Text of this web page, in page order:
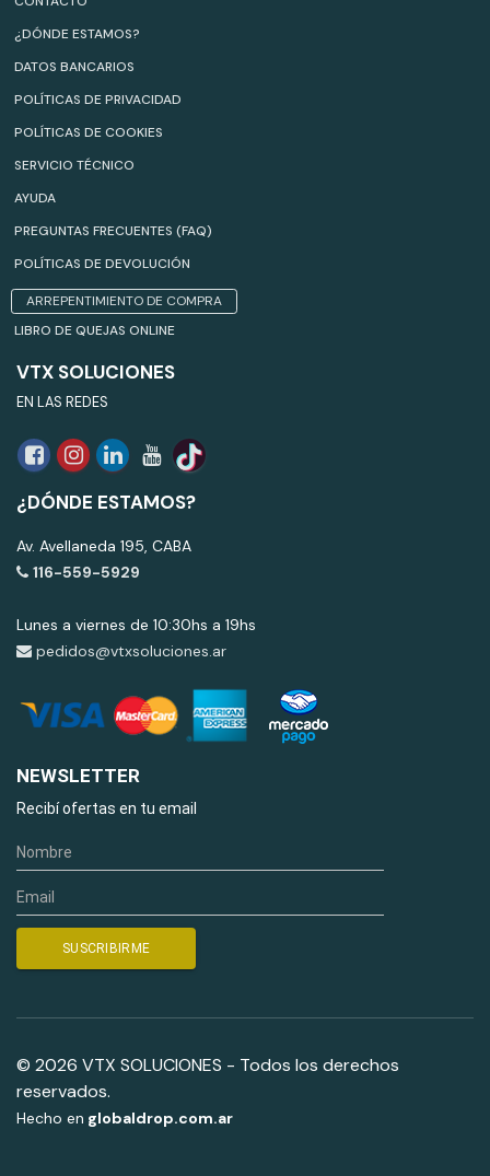
¿DÓNDE ESTAMOS?
DATOS BANCARIOS
POLÍTICAS DE PRIVACIDAD
POLÍTICAS DE COOKIES
SERVICIO TÉCNICO
AYUDA
PREGUNTAS FRECUENTES (FAQ)
POLÍTICAS DE DEVOLUCIÓN
ARREPENTIMIENTO DE COMPRA
LIBRO DE QUEJAS ONLINE
VTX SOLUCIONES
EN LAS REDES
¿DÓNDE ESTAMOS?
Av. Avellaneda 195, CABA
116-559-5929
Lunes a viernes de 10:30hs a 19hs
pedidos@vtxsoluciones.ar
NEWSLETTER
Recibí ofertas en tu email
© 2026 VTX SOLUCIONES - Todos los derechos
reservados.
Hecho en globaldrop.com.ar